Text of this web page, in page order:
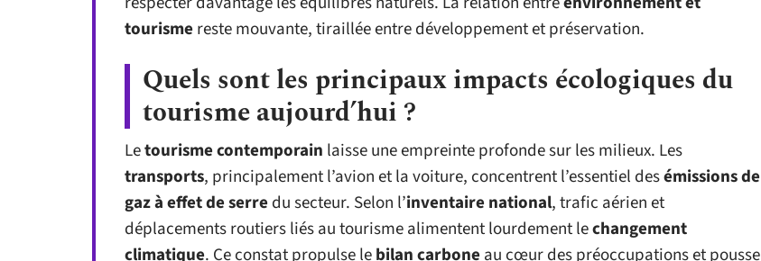
tourisme reste mouvante, tiraillée entre développement et préservation.
Quels sont les principaux impacts écologiques du
tourisme aujourd’hui ?
Letourisme contemporain laisse une empreinte profonde sur les milieux. Les
transports, principalement l’avion et la voiture, concentrent l’essentiel desémissions de
gaz à effet de serre du secteur. Selon l’inventaire national, trafic aérien et
déplacements routiers liés au tourisme alimentent lourdement lechangement
climatique. Ce constat propulse lebilan carbone au cœur des préoccupations et pousse